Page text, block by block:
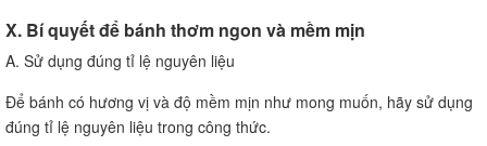
X. Bí quyết để bánh thơm ngon và mềm mịn
A. Sử dụng đúng tỉ lệ nguyên liệu
Để bánh có hương vị và độ mềm mịn như mong muốn, hãy sử dụng
đúng tỉ lệ nguyên liệu trong công thức.